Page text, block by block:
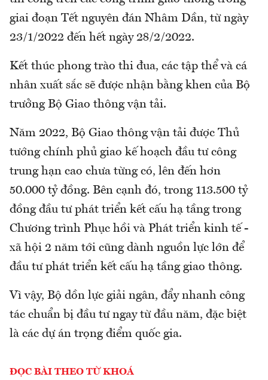
giai đoạn Tết nguyên đán Nhâm Dần, từ ngày
23/1/2022 đến hết ngày 28/2/2022.
Kết thúc phong trào thi đua, các tập thể và cá
nhân xuất sắc sẽ được nhận bằng khen của Bộ
trưởng Bộ Giao thông vận tải.
Năm 2022, Bộ Giao thông vận tải được Thủ
tướng chính phủ giao kế hoạch đầu tư công
trung hạn cao chưa từng có, lên đến hơn
50.000 tỷ đồng. Bên cạnh đó, trong 113.500 tỷ
đồng đầu tư phát triển kết cấu hạ tầng trong
Chương trình Phục hồi và Phát triển kinh tế -
xã hội 2 năm tới cũng dành nguồn lực lớn để
đầu tư phát triển kết cấu hạ tầng giao thông.
Vì vậy, Bộ dồn lực giải ngân, đẩy nhanh công
tác chuẩn bị đầu tư ngay từ đầu năm, đặc biệt
là các dự án trọng điểm quốc gia.
ĐỌC BÀI THEO TỪ KHOÁ